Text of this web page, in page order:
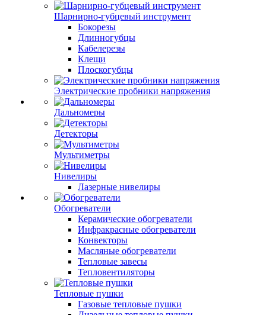
Шарнирно-губцевый инструмент
Бокорезы
Длинногубцы
Кабелерезы
Клещи
Плоскогубцы
Электрические пробники напряжения
Дальномеры
Детекторы
Мультиметры
Нивелиры
Лазерные нивелиры
Обогреватели
Керамические обогреватели
Инфракрасные обогреватели
Конвекторы
Масляные обогреватели
Тепловые завесы
Тепловентиляторы
Тепловые пушки
Газовые тепловые пушки